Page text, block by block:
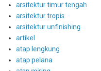
arsitektur timur tengah
arsitektur tropis
arsitektur unfinishing
artikel
atap lengkung
atap pelana